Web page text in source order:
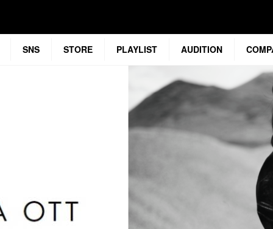
SNS STORE PLAYLIST AUDITION